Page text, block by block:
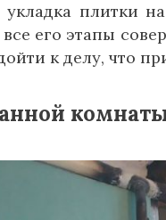
укладка плитки
его этапы
к делу, что